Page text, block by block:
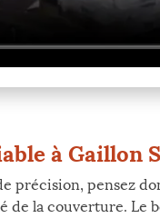
à Gaillon
précision, pensez
de la couverture.